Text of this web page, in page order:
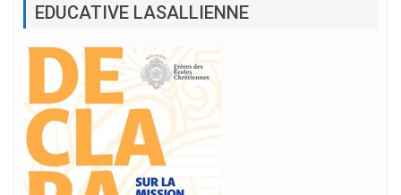
EDUCATIVE LASALLIENNE